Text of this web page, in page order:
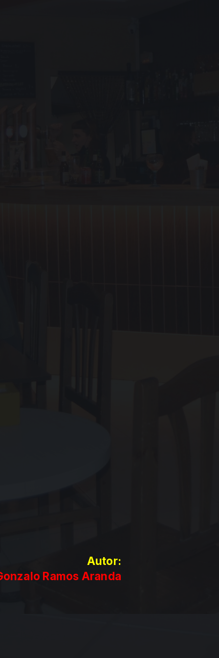
Autor:
Ramos Aranda